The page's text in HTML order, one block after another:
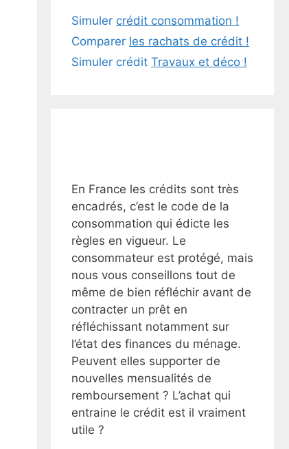
Simuler crédit consommation !
Comparer les rachats de crédit !
Simuler crédit Travaux et déco !
En France les crédits sont très
encadrés, c’est le code de la
consommation qui édicte les
règles en vigueur. Le
consommateur est protégé, mais
nous vous conseillons tout de
même de bien réfléchir avant de
contracter un prêt en
réfléchissant notamment sur
l’état des finances du ménage.
Peuvent elles supporter de
nouvelles mensualités de
remboursement ? L’achat qui
entraine le crédit est il vraiment
utile ?